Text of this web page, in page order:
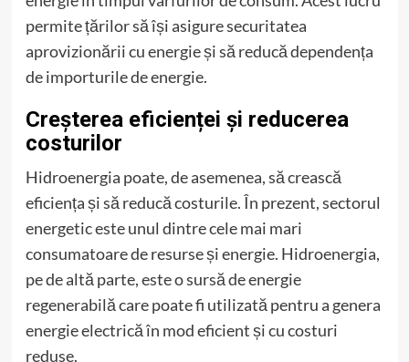
permite țărilor să își asigure securitatea
aprovizionării cu energie și să reducă dependența
de importurile de energie.
Creșterea eficienței și reducerea
costurilor
Hidroenergia poate, de asemenea, să crească
eficiența și să reducă costurile. În prezent, sectorul
energetic este unul dintre cele mai mari
consumatoare de resurse și energie. Hidroenergia,
pe de altă parte, este o sursă de energie
regenerabilă care poate fi utilizată pentru a genera
energie electrică în mod eficient și cu costuri
reduse.